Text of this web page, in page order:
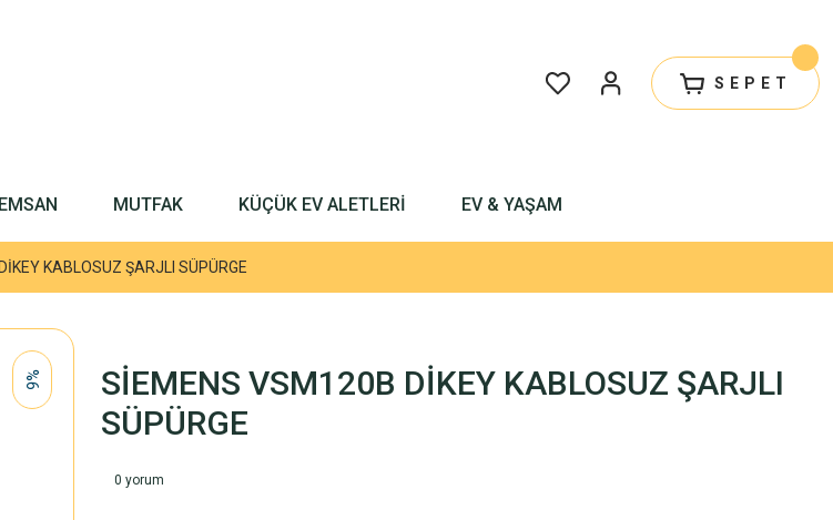
SEPET
EMSAN MUTFAK KÜÇÜK EV ALETLERİ EV & YAŞAM
KABLOSUZ ŞARJLI SÜPÜRGE
%6
SİEMENS VSM120B DİKEY KABLOSUZ ŞARJLI
SÜPÜRGE
0 yorum